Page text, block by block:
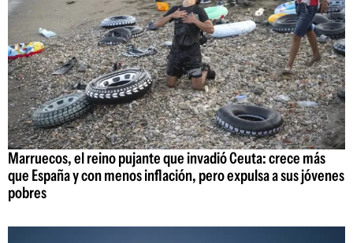
Marruecos, el reino pujante que invadió Ceuta: crece más
que España y con menos inflación, pero expulsa a sus jóvenes
pobres